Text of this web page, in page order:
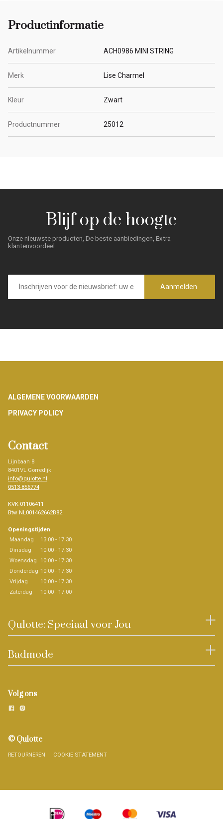
Productinformatie
Artikelnummer ACH0986 MINI STRING
Merk Lise Charmel
Kleur Zwart
Productnummer 25012
Blijf op de hoogte
Onze nieuwste producten, De beste aanbiedingen, Extra
klantenvoordeel
E-
mailadres
Aanmelden
Footer
ALGEMENE VOORWAARDEN
PRIVACY POLICY
Contact
Lijnbaan 8
8401VL Gorredijk
info@qulotte.nl
0513-856774
KVK 01106411
Btw NL001462662B82
Openingstijden
Maandag
13.00 - 17.30
Dinsdag
10:00 - 17:30
Woensdag 10:00 - 17:30
Donderdag 10:00 - 17:30
Vrijdag
10:00 - 17.30
Zaterdag
10.00 - 17.00
Qulotte: Speciaal voor Jou
Badmode
Volg ons
© Qulotte
RETOURNEREN COOKIE STATEMENT